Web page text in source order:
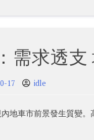
需求透支
17 idle
地車市前景發生質變